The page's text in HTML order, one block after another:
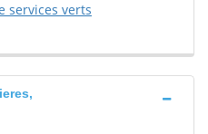
services verts